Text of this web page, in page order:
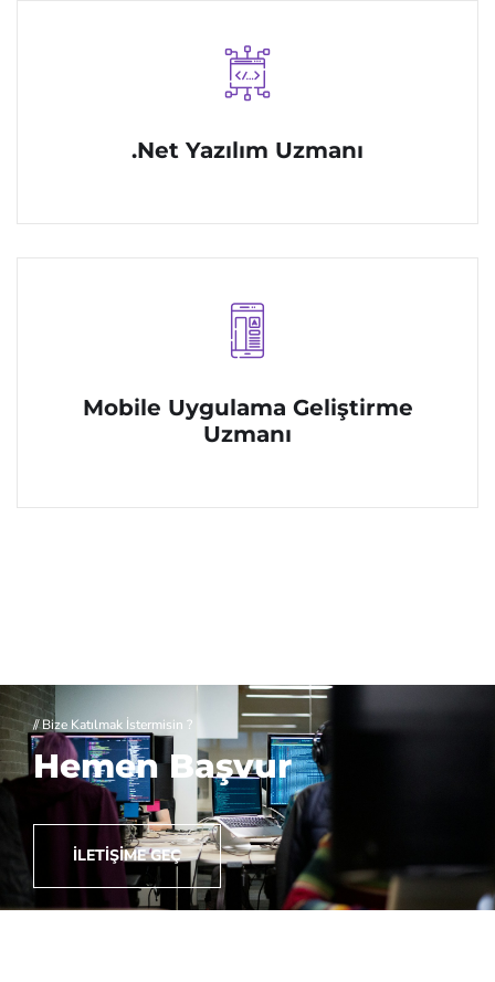
.Net Yazılım Uzmanı
Mobile Uygulama Geliştirme
Uzmanı
// Bize Katılmak İstermisin ?
Hemen Başvur
İLETIŞIME GEÇ